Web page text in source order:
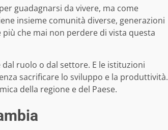
guadagnarsi da vivere, ma come
insieme comunità diverse, generazioni
più che mai non perdere di vista questa
ruolo o dal settore. E le istituzioni
sacrificare lo sviluppo e la produttività.
della regione e del Paese.